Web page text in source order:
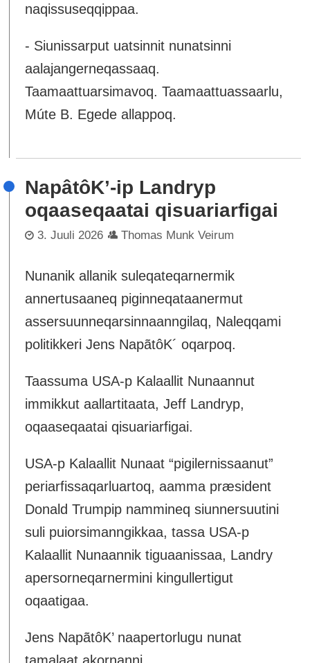
naqissuseqqippaa.
- Siunissarput uatsinnit nunatsinni
aalajangerneqassaaq.
Taamaattuarsimavoq. Taamaattuassaarlu,
Múte B. Egede allappoq.
NapâtôK’-ip Landryp
oqaaseqaatai qisuariarfigai
3. Juuli 2026 Thomas Munk Veirum
Nunanik allanik suleqateqarnermik
annertusaaneq piginneqataanermut
assersuunneqarsinnaanngilaq, Naleqqami
politikkeri Jens NapãtôK´ oqarpoq.
Taassuma USA-p Kalaallit Nunaannut
immikkut aallartitaata, Jeff Landryp,
oqaaseqaatai qisuariarfigai.
USA-p Kalaallit Nunaat “pigilernissaanut”
periarfissaqarluartoq, aamma præsident
Donald Trumpip nammineq siunnersuutini
suli puiorsimanngikkaa, tassa USA-p
Kalaallit Nunaannik tiguaanissaa, Landry
apersorneqarnermini kingullertigut
oqaatigaa.
Jens NapãtôK’ naapertorlugu nunat
tamalaat akornanni